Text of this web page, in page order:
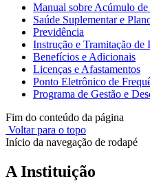
Manual sobre Acúmulo de
Saúde Suplementar e
Previdência
Instrução e Tramitação de
Benefícios e Adicionais
Licenças e Afastamentos
Ponto Eletrônico de
Programa de Gestão e
Fim do conteúdo da página
Voltar para o topo
Início da navegação de rodapé
A Instituição